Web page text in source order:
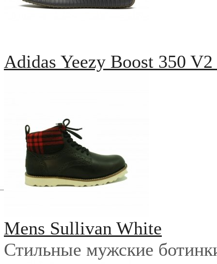
Adidas Yeezy Boost 350
Mens Sullivan White
Стильные мужские